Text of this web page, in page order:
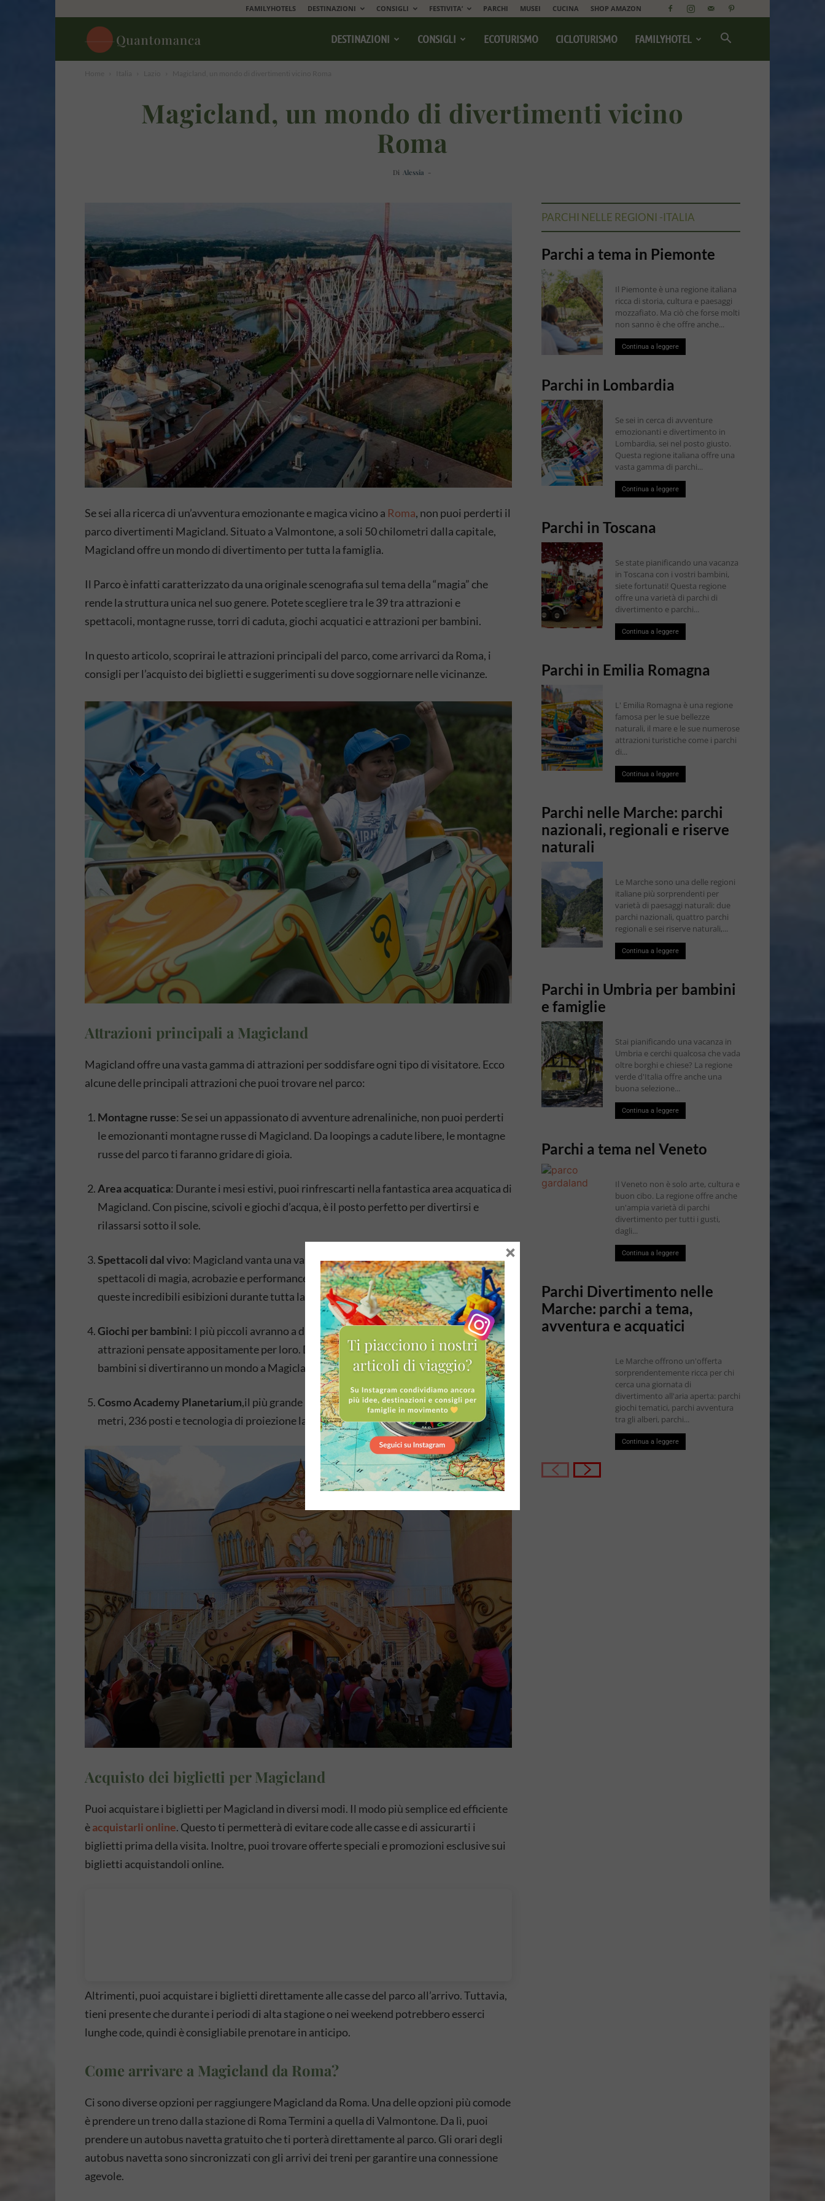
FAMILYHOTELS DESTINAZIONI CONSIGLI FESTIVITA’ PARCHI MUSEI CUCINA SHOP AMAZON
DESTINAZIONI CONSIGLI ECOTURISMO CICLOTURISMO FAMILYHOTEL
Magicland, un mondo di divertimenti vicino
Roma
Di Alessia -
Se sei alla ricerca di un’avventura emozionante e magica vicino a Roma, non puoi perderti il
parco divertimenti Magicland. Situato a Valmontone, a soli 50 chilometri dalla capitale,
Magicland offre un mondo di divertimento per tutta la famiglia.
Il Parco è infatti caratterizzato da una originale scenografia sul tema della “magia” che
rende la struttura unica nel suo genere. Potete scegliere tra le 39 tra attrazioni e
spettacoli, montagne russe, torri di caduta, giochi acquatici e attrazioni per bambini.
In questo articolo, scoprirai le attrazioni principali del parco, come arrivarci da Roma, i
consigli per l’acquisto dei biglietti e suggerimenti su dove soggiornare nelle vicinanze.
Attrazioni principali a Magicland
Magicland offre una vasta gamma di attrazioni per soddisfare ogni tipo di visitatore. Ecco
alcune delle principali attrazioni che puoi trovare nel parco:
Montagne russe: Se sei un appassionato di avventure adrenaliniche, non puoi perderti
le emozionanti montagne russe di Magicland. Da loopings a cadute libere, le montagne
russe del parco ti faranno gridare di gioia.
Area acquatica: Durante i mesi estivi, puoi rinfrescarti nella fantastica area acquatica di
Magicland. Con piscine, scivoli e giochi d’acqua, è il posto perfetto per divertirsi e
rilassarsi sotto il sole.
Spettacoli dal vivo: Magicland vanta una vasta gamma di spettacoli dal vivo, tra cui
spettacoli di magia, acrobazie e performance teatrali. I visitatori possono godersi
queste incredibili esibizioni durante tutta la giornata.
Giochi per bambini: I più piccoli avranno a disposizione un’ampia selezione di giochi e
attrazioni pensate appositamente per loro. Dalle mini montagne russe alle giostrine, i
bambini si divertiranno un mondo a Magicland.
Cosmo Academy Planetarium,il più grande planetario d’Europa con una cupola di 26
metri, 236 posti e tecnologia di proiezione laser 4k a cupola completa;
Acquisto dei biglietti per Magicland
Puoi acquistare i biglietti per Magicland in diversi modi. Il modo più semplice ed efficiente
èacquistarli online. Questo ti permetterà di evitare code alle casse e di assicurarti i
biglietti prima della visita. Inoltre, puoi trovare offerte speciali e promozioni esclusive sui
biglietti acquistandoli online.
Altrimenti, puoi acquistare i biglietti direttamente alle casse del parco all’arrivo. Tuttavia,
tieni presente che durante i periodi di alta stagione o nei weekend potrebbero esserci
lunghe code, quindi è consigliabile prenotare in anticipo.
Come arrivare a Magicland da Roma?
Ci sono diverse opzioni per raggiungere Magicland da Roma. Una delle opzioni più comode
è prendere un treno dalla stazione di Roma Termini a quella di Valmontone. Da lì, puoi
prendere un autobus navetta gratuito che ti porterà direttamente al parco. Gli orari degli
autobus navetta sono sincronizzati con gli arrivi dei treni per garantire una connessione
agevole.
PARCHI NELLE REGIONI -ITALIA
Parchi a tema in Piemonte
Il Piemonte è una regione italiana
ricca di storia, cultura e paesaggi
mozzafiato. Ma ciò che forse molti
non sanno è che offre anche...
Continua a leggere
Parchi in Lombardia
Se sei in cerca di avventure
emozionanti e divertimento in
Lombardia, sei nel posto giusto.
Questa regione italiana offre una
vasta gamma di parchi...
Continua a leggere
Parchi in Toscana
Se state pianificando una vacanza
in Toscana con i vostri bambini,
siete fortunati! Questa regione
offre una varietà di parchi di
divertimento e parchi...
Continua a leggere
Parchi in Emilia Romagna
L' Emilia Romagna è una regione
famosa per le sue bellezze
naturali, il mare e le sue numerose
attrazioni turistiche come i parchi
di...
Continua a leggere
Parchi nelle Marche: parchi
nazionali, regionali e riserve
naturali
Le Marche sono una delle regioni
italiane più sorprendenti per
varietà di paesaggi naturali: due
parchi nazionali, quattro parchi
regionali e sei riserve naturali,...
Continua a leggere
Parchi in Umbria per bambini
e famiglie
Stai pianificando una vacanza in
Umbria e cerchi qualcosa che vada
oltre borghi e chiese? La regione
verde d'Italia offre anche una
buona selezione...
Continua a leggere
Parchi a tema nel Veneto
Il Veneto non è solo arte, cultura e
buon cibo. La regione offre anche
un'ampia varietà di parchi
divertimento per tutti i gusti,
dagli...
Continua a leggere
Parchi Divertimento nelle
Marche: parchi a tema,
avventura e acquatici
Le Marche offrono un'offerta
sorprendentemente ricca per chi
cerca una giornata di
divertimento all'aria aperta: parchi
giochi tematici, parchi avventura
tra gli alberi, parchi...
Continua a leggere
×